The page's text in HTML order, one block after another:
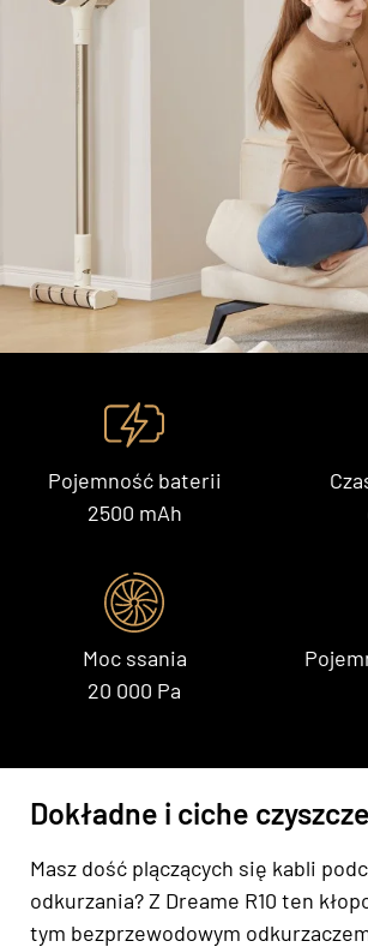
Pojemność baterii
2500 mAh
Moc ssania
20 000 Pa
Dokładne i ciche
Masz dość plączących się kabli
odkurzania? Z Dreame R10 ten
tym bezprzewodowym